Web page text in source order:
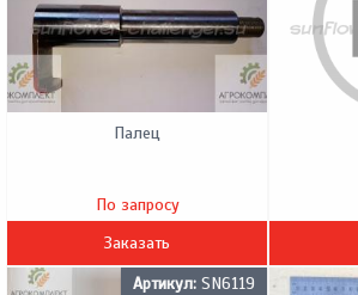
Палец
По запросу
Заказать
Артикул: SN6119